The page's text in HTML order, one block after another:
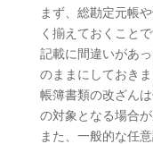
まず、総勘定元帳
く揃えておくことで
記載に間違いがあ
のままにしておきま
帳簿書類の改ざん
の対象となる場合が
また、一般的な任